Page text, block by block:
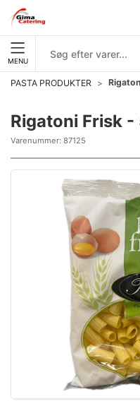
MENU
PASTA PRODUKTER
Rigatoni Frisk -
Varenummer: 87125